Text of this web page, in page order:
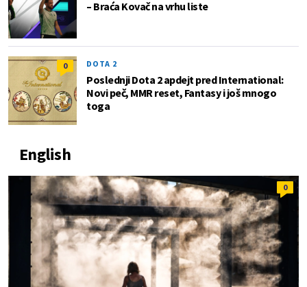
– Braća Kovač na vrhu liste
0 DOTA 2
Poslednji Dota 2 apdejt pred International:
Novi peč, MMR reset, Fantasy i još mnogo
toga
English
0